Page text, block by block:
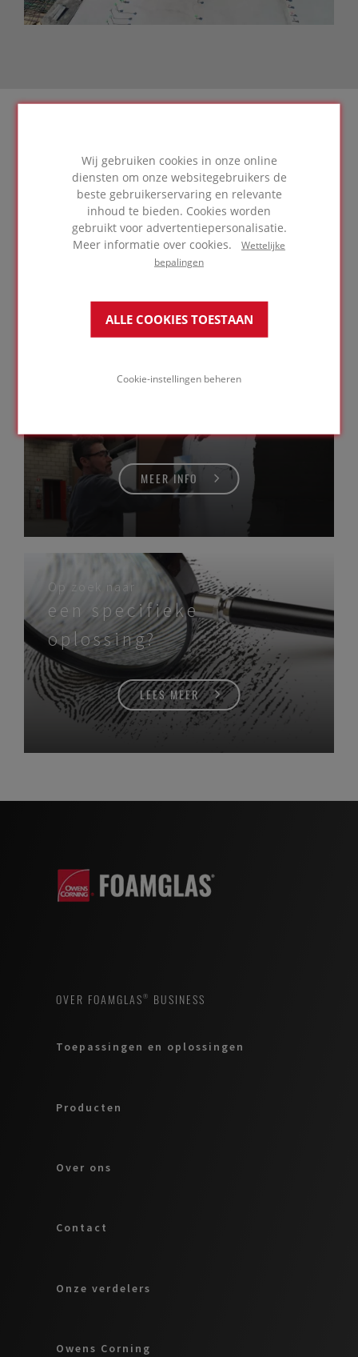
Wij gebruiken cookies in onze online
diensten om onze websitegebruikers de
beste gebruikerservaring en relevante
inhoud te bieden. Cookies worden
gebruikt voor advertentiepersonalisatie.
Meer informatie over cookies. Wettelijke
bepalingen
ALLE COOKIES TOESTAAN
Cookie-instellingen beheren
Ondersteuning bij
ontwerp
MEER INFO
MEER INFO
Op zoek naar
een specifieke
oplossing?
LEES MEER
OVER FOAMGLAS® BUSINESS
Toepassingen en oplossingen
Producten
Over ons
Contact
Onze verdelers
Owens Corning